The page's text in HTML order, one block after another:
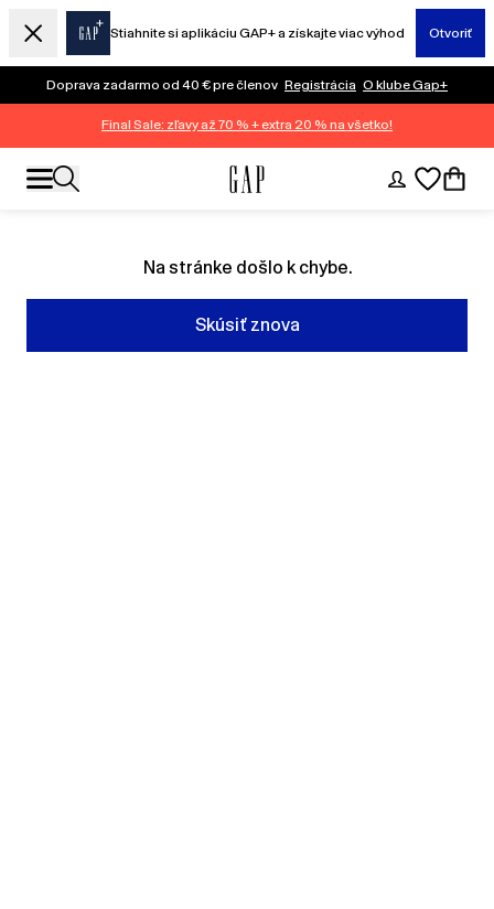
Stiahnite si aplikáciu GAP+ a získajte viac výhod Otvoriť
Doprava zadarmo od 40 € pre členov Registrácia O klube Gap+
Final Sale: zľavy až 70 % + extra 20 % na všetko!
Na stránke došlo k chybe.
Skúsiť znova